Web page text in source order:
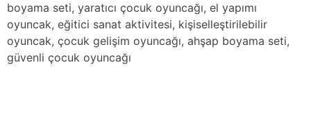
boyama seti, yaratıcı çocuk oyuncağı, el yapımı
oyuncak, eğitici sanat aktivitesi, kişiselleştirilebilir
oyuncak, çocuk gelişim oyuncağı, ahşap boyama seti,
güvenli çocuk oyuncağı